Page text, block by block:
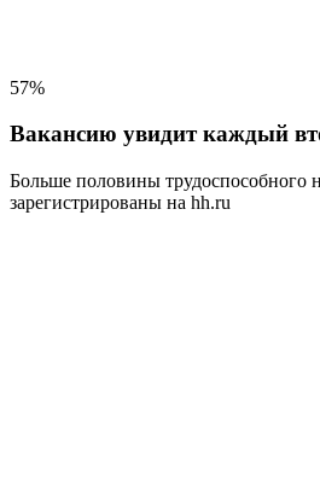
57%
Вакансию увидит каждый
Больше половины трудоспособного
зарегистрированы на hh.ru